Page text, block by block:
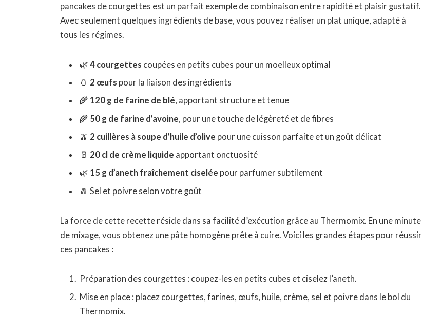
pancakes de courgettes est un parfait exemple de combinaison entre rapidité et plaisir gustatif.
Avec seulement quelques ingrédients de base, vous pouvez réaliser un plat unique, adapté à
tous les régimes.
🌿4 courgettes coupées en petits cubes pour un moelleux optimal
🥚 2 œufs pour la liaison des ingrédients
🌾 120 g de farine de blé, apportant structure et tenue
🌾 50 g de farine d’avoine, pour une touche de légèreté et de fibres
🫒 2 cuillères à soupe d’huile d’olive pour une cuisson parfaite et un goût délicat
🥛 20 cl de crème liquide apportant onctuosité
🌿 15 g d’aneth fraîchement ciselée pour parfumer subtilement
🧂 Sel et poivre selon votre goût
La force de cette recette réside dans sa facilité d’exécution grâce au Thermomix. En une minute
de mixage, vous obtenez une pâte homogène prête à cuire. Voici les grandes étapes pour réussir
ces pancakes :
Préparation des courgettes : coupez-les en petits cubes et ciselez l’aneth.
Mise en place : placez courgettes, farines, œufs, huile, crème, sel et poivre dans le bol du
Thermomix.